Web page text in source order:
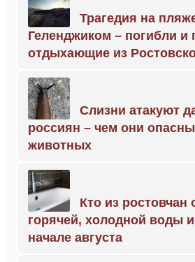
Трагедия на
Геленджиком – погибли и
отдыхающие из
Слизни атакуют
россиян – чем они
животных
Кто из ростовчан
горячей, холодной воды
начале августа